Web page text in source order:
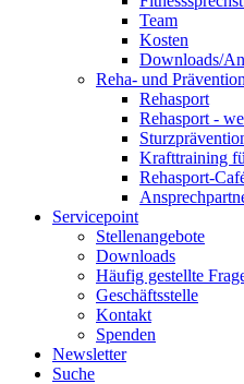
Team
Kosten
Downloads/
Reha- und
Rehasport
Rehasport -
Krafttraining
Rehasport-
Servicepoint
Stellenangebote
Downloads
Häufig gestellte
Geschäftsstelle
Kontakt
Spenden
Newsletter
Suche